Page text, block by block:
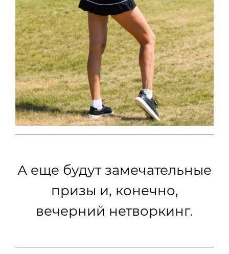
А еще будут замечательные
призы и, конечно,
вечерний нетворкинг.